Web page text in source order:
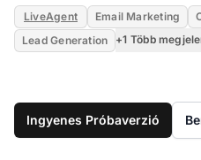
LiveAgent Email Marketing
Lead Generation
+1 Több
Ingyenes Próbaverzió